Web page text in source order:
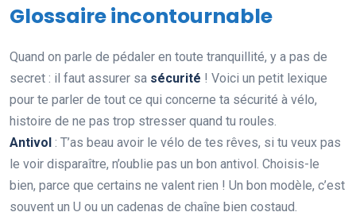
Glossaire incontournable
Quand on parle de pédaler en toute tranquillité, y a pas de
secret : il faut assurer sa sécurité ! Voici un petit lexique
pour te parler de tout ce qui concerne ta sécurité à vélo,
histoire de ne pas trop stresser quand tu roules.
Antivol : T’as beau avoir le vélo de tes rêves, si tu veux pas
le voir disparaître, n’oublie pas un bon antivol. Choisis-le
bien, parce que certains ne valent rien ! Un bon modèle, c’est
souvent un U ou un cadenas de chaîne bien costaud.